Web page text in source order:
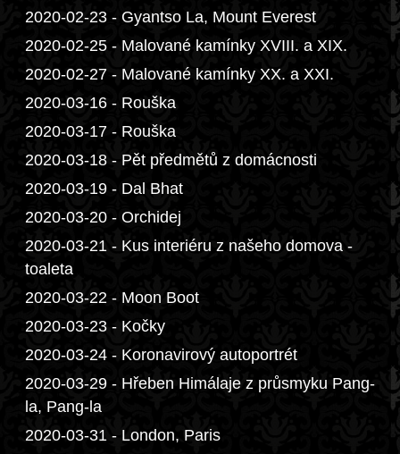
2020-02-23 - Gyantso La, Mount Everest
2020-02-25 - Malované kamínky XVIII. a XIX.
2020-02-27 - Malované kamínky XX. a XXI.
2020-03-16 - Rouška
2020-03-17 - Rouška
2020-03-18 - Pět předmětů z domácnosti
2020-03-19 - Dal Bhat
2020-03-20 - Orchidej
2020-03-21 - Kus interiéru z našeho domova -
toaleta
2020-03-22 - Moon Boot
2020-03-23 - Kočky
2020-03-24 - Koronavirový autoportrét
2020-03-29 - Hřeben Himálaje z průsmyku Pang-
la, Pang-la
2020-03-31 - London, Paris